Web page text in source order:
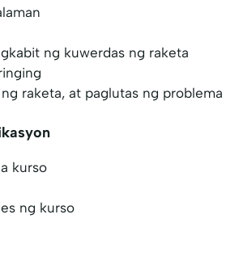
ng kuwerdas ng raketa
raketa, at paglutas ng problema
kurso
ng kurso